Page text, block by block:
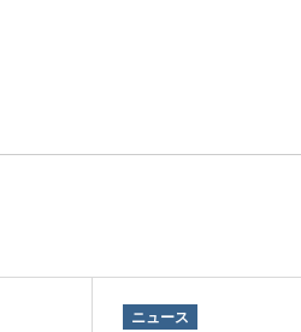
ニュース